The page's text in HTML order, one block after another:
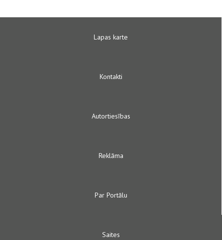
Lapas karte
Kontakti
Autortiesības
Reklāma
Par Portālu
Saites